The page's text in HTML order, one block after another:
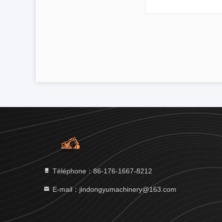
Téléphone：86-176-1667-8212
E-mail：jindongyumachinery@163.com